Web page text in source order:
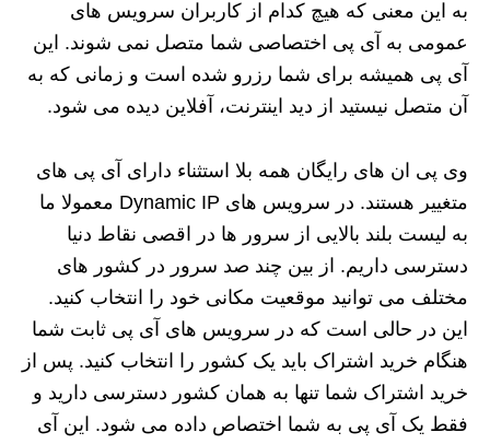
به این معنی که هیچ کدام از کاربران سرویس های
عمومی به آی پی اختصاصی شما متصل نمی شوند. این
آی پی همیشه برای شما رزرو شده است و زمانی که به
آن متصل نیستید از دید اینترنت، آفلاین دیده می شود.
وی پی ان های رایگان همه بلا استثناء دارای آی پی های
متغییر هستند. در سرویس های Dynamic IP معمولا ما
به لیست بلند بالایی از سرور ها در اقصی نقاط دنیا
دسترسی داریم. از بین چند صد سرور در کشور های
مختلف می توانید موقعیت مکانی خود را انتخاب کنید.
این در حالی است که در سرویس های آی پی ثابت شما
هنگام خرید اشتراک باید یک کشور را انتخاب کنید. پس از
خرید اشتراک شما تنها به همان کشور دسترسی دارید و
فقط یک آی پی به شما اختصاص داده می شود. این آی